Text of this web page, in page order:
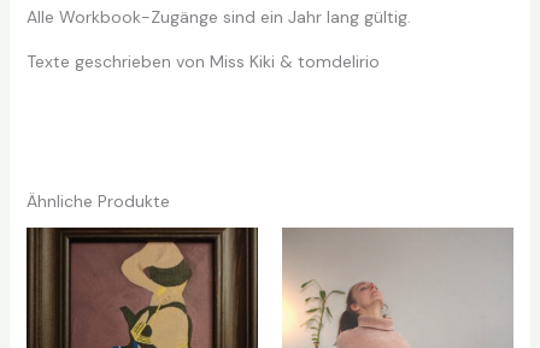
Alle Workbook-Zugänge sind ein Jahr lang gültig.
Texte geschrieben von Miss Kiki & tomdelirio
Ähnliche Produkte